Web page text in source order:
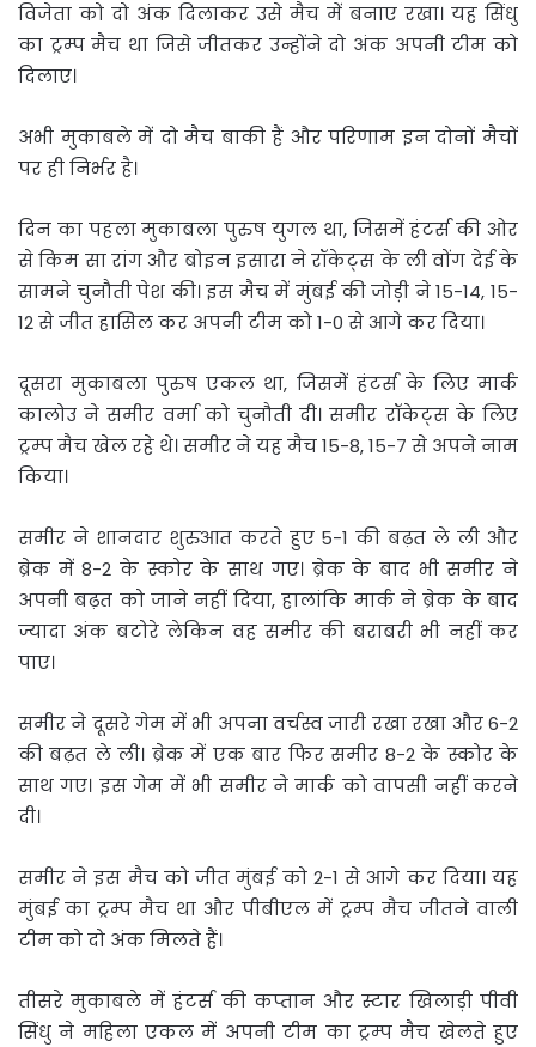
विजेता को दो अंक दिलाकर उसे मैच में बनाए रखा। यह सिंधु
का ट्रम्प मैच था जिसे जीतकर उन्होंने दो अंक अपनी टीम को
दिलाए।
अभी मुकाबले में दो मैच बाकी हैं और परिणाम इन दोनों मैचों
पर ही निर्भर है।
दिन का पहला मुकाबला पुरुष युगल था, जिसमें हंटर्स की ओर
से किम सा रांग और बोइन इसारा ने रॉकेट्स के ली वोंग देई के
सामने चुनौती पेश की। इस मैच में मुंबई की जोड़ी ने 15-14, 15-
12 से जीत हासिल कर अपनी टीम को 1-0 से आगे कर दिया।
दूसरा मुकाबला पुरुष एकल था, जिसमें हंटर्स के लिए मार्क
कालोउ ने समीर वर्मा को चुनौती दी। समीर रॉकेट्स के लिए
ट्रम्प मैच खेल रहे थे। समीर ने यह मैच 15-8, 15-7 से अपने नाम
किया।
समीर ने शानदार शुरुआत करते हुए 5-1 की बढ़त ले ली और
ब्रेक में 8-2 के स्कोर के साथ गए। ब्रेक के बाद भी समीर ने
अपनी बढ़त को जाने नहीं दिया, हालांकि मार्क ने ब्रेक के बाद
ज्यादा अंक बटोरे लेकिन वह समीर की बराबरी भी नहीं कर
पाए।
समीर ने दूसरे गेम में भी अपना वर्चस्व जारी रखा रखा और 6-2
की बढ़त ले ली। ब्रेक में एक बार फिर समीर 8-2 के स्कोर के
साथ गए। इस गेम में भी समीर ने मार्क को वापसी नहीं करने
दी।
समीर ने इस मैच को जीत मुंबई को 2-1 से आगे कर दिया। यह
मुंबई का ट्रम्प मैच था और पीबीएल में ट्रम्प मैच जीतने वाली
टीम को दो अंक मिलते हैं।
तीसरे मुकाबले में हंटर्स की कप्तान और स्टार खिलाड़ी पीवी
सिंधु ने महिला एकल में अपनी टीम का ट्रम्प मैच खेलते हुए